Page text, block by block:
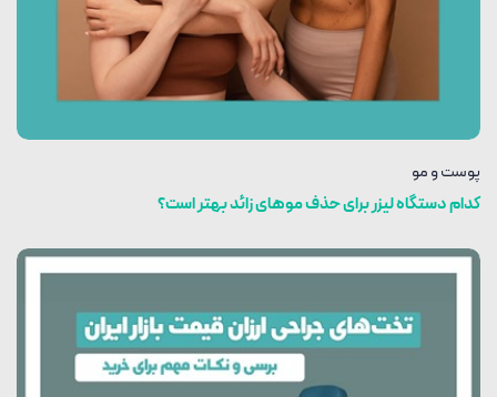
پوست و مو
کدام دستگاه لیزر برای حذف موهای زائد بهتر است؟